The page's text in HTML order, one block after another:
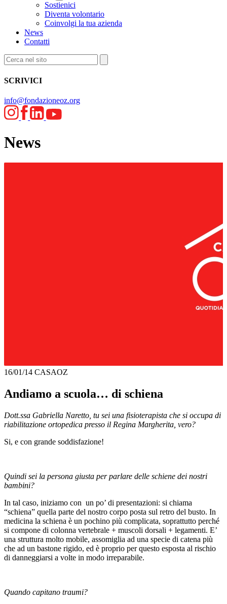
Sostienici
Diventa volontario
Coinvolgi la tua azienda
News
Contatti
SCRIVICI
info@fondazioneoz.org
News
16/01/14 CASAOZ
Andiamo a scuola… di schiena
Dott.ssa Gabriella Naretto, tu sei una fisioterapista che si occupa di
riabilitazione ortopedica presso il Regina Margherita, vero?
Si, e con grande soddisfazione!
Quindi sei la persona giusta per parlare delle schiene dei nostri
bambini?
In tal caso, iniziamo con un po’ di presentazioni: si chiama
“schiena” quella parte del nostro corpo posta sul retro del busto. In
medicina la schiena è un pochino più complicata, soprattutto perché
si compone di colonna vertebrale + muscoli dorsali + legamenti. E’
una struttura molto mobile, assomiglia ad una specie di catena più
che ad un bastone rigido, ed è proprio per questo esposta al rischio
di danneggiarsi a volte in modo irreparabile.
Quando capitano traumi?